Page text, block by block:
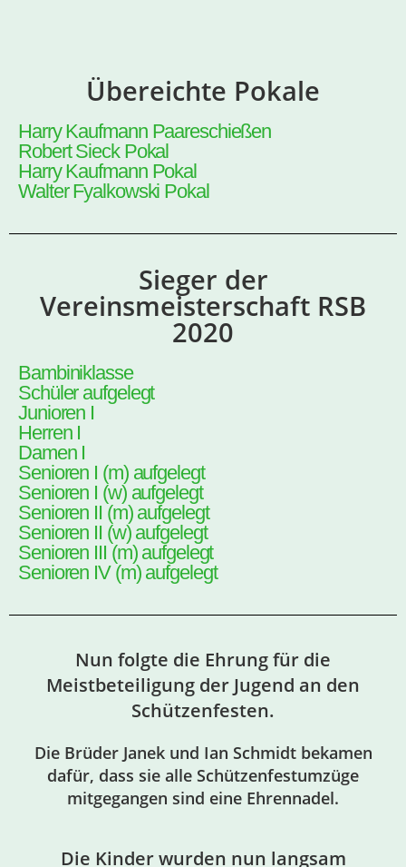
Übereichte Pokale
Harry Kaufmann Paareschießen
Robert Sieck Pokal
Harry Kaufmann Pokal
Walter Fyalkowski Pokal
Sieger der
Vereinsmeisterschaft RSB
2020
Bambiniklasse
Schüler aufgelegt
Junioren I
Herren I
Damen I
Senioren I (m) aufgelegt
Senioren I (w) aufgelegt
Senioren II (m) aufgelegt
Senioren II (w) aufgelegt
Senioren III (m) aufgelegt
Senioren IV (m) aufgelegt
Nun folgte die Ehrung für die
Meistbeteiligung der Jugend an den
Schützenfesten.
Die Brüder Janek und Ian Schmidt bekamen
dafür, dass sie alle Schützenfestumzüge
mitgegangen sind eine Ehrennadel.
Die Kinder wurden nun langsam